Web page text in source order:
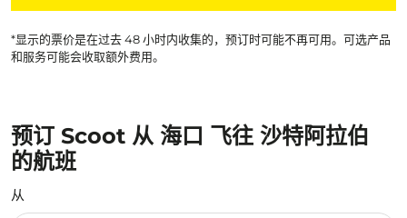
*显示的票价是在过去 48 小时内收集的，预订时可能不再可用。可选产品
和服务可能会收取额外费用。
预订 Scoot 从 海口 飞往 沙特阿拉伯
的航班
从